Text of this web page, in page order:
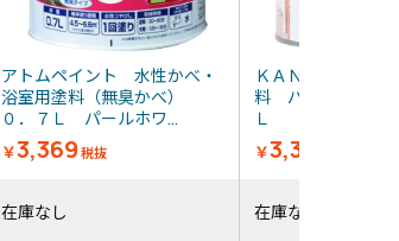
アトムペイント 水性かべ・
浴室用塗料（無臭かべ）
０．７Ｌ パールホワ...
￥3,369 税抜
ＫＡＮＳＡＩ 室
料 パールホワイ
Ｌ
￥3,390
在庫なし 在庫なし